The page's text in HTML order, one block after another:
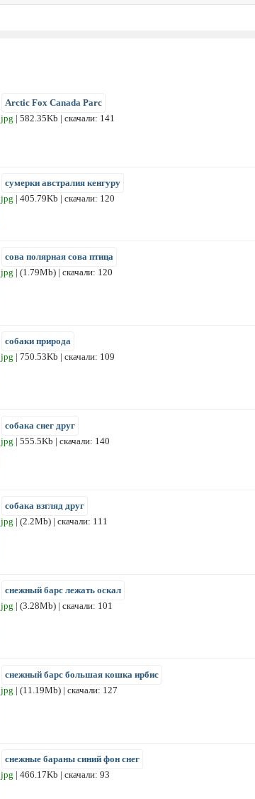
Arctic Fox Canada Parc
jpg | 582.35Kb | скачали: 141
сумерки австралия кенгуру
jpg | 405.79Kb | скачали: 120
сова полярная сова птица
jpg | (1.79Mb) | скачали: 120
собаки природа
jpg | 750.53Kb | скачали: 109
собака снег друг
jpg | 555.5Kb | скачали: 140
собака взгляд друг
jpg | (2.2Mb) | скачали: 111
снежный барс лежать оскал
jpg | (3.28Mb) | скачали: 101
снежный барс большая кошка ирбис
jpg | (11.19Mb) | скачали: 127
снежные бараны синий фон снег
jpg | 466.17Kb | скачали: 93